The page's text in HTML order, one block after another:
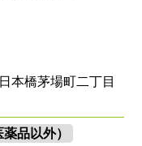
本橋茅場町二丁目
品以外）